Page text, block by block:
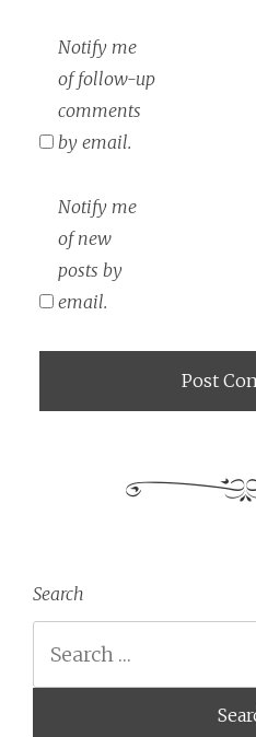
Notify me
of follow-up
comments
by email.
Notify me
of new
posts by
email.
Search